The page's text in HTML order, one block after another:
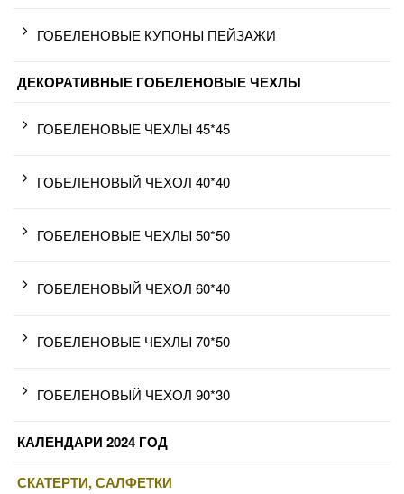
ГОБЕЛЕНОВЫЕ КУПОНЫ ПЕЙЗАЖИ
ДЕКОРАТИВНЫЕ ГОБЕЛЕНОВЫЕ ЧЕХЛЫ
ГОБЕЛЕНОВЫЕ ЧЕХЛЫ 45*45
ГОБЕЛЕНОВЫЙ ЧЕХОЛ 40*40
ГОБЕЛЕНОВЫЕ ЧЕХЛЫ 50*50
ГОБЕЛЕНОВЫЙ ЧЕХОЛ 60*40
ГОБЕЛЕНОВЫЕ ЧЕХЛЫ 70*50
ГОБЕЛЕНОВЫЙ ЧЕХОЛ 90*30
КАЛЕНДАРИ 2024 ГОД
СКАТЕРТИ, САЛФЕТКИ